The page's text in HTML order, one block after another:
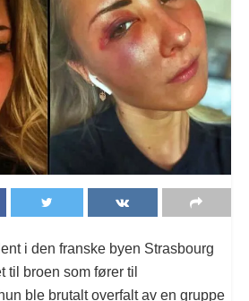
i den franske byen Strasbourg
til broen som fører til
ble brutalt overfalt av en gruppe